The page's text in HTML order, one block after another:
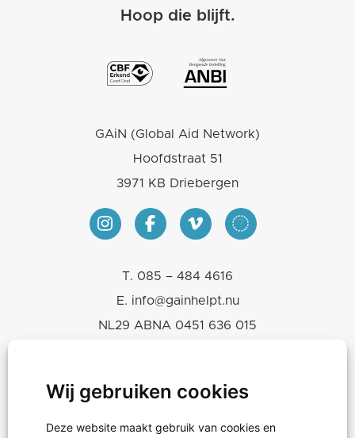
Wij gebruiken cookies
Deze website maakt gebruik van cookies en
Hoop die blijft.
GAiN (Global Aid Network)
Hoofdstraat 51
3971 KB Driebergen
T. 085 – 484 4616
E. info@gainhelpt.nu
NL29 ABNA 0451 636 015
Hulpgoederen